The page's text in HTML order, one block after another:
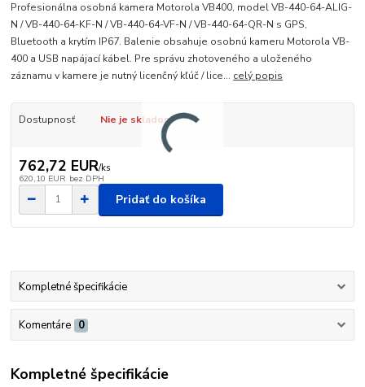
Profesionálna osobná kamera Motorola VB400, model VB-440-64-ALIG-
N / VB-440-64-KF-N / VB-440-64-VF-N / VB-440-64-QR-N s GPS,
Bluetooth a krytím IP67. Balenie obsahuje osobnú kameru Motorola VB-
400 a USB napájací kábel. Pre správu zhotoveného a uloženého
záznamu v kamere je nutný licenčný kľúč / lice... celý popis
Dostupnosť Nie je skladom
762,72 EUR/ks
620,10 EUR bez DPH
Pridať do košíka
Kompletné špecifikácie
Komentáre 0
Kompletné špecifikácie